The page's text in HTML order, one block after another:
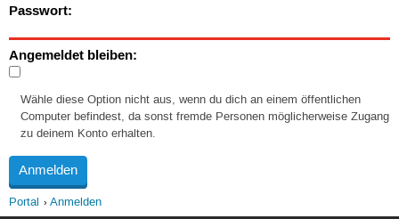
Passwort:
Angemeldet bleiben:
Wähle diese Option nicht aus, wenn du dich an einem öffentlichen
Computer befindest, da sonst fremde Personen möglicherweise Zugang
zu deinem Konto erhalten.
Portal Anmelden